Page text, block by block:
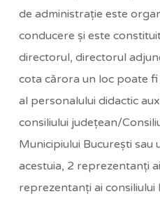
de administraţie este
conducere şi este
directorul, directorul
cota cărora un loc poate
al personalului didactic
consiliului judeţean/
Municipiului Bucureşti
acestuia, 2 reprezentanţi
reprezentanţi ai consiliului